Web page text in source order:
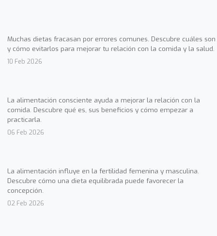
Muchas dietas fracasan por errores comunes. Descubre cuáles son
y cómo evitarlos para mejorar tu relación con la comida y la salud.
10 Feb 2026
La alimentación consciente ayuda a mejorar la relación con la
comida. Descubre qué es, sus beneficios y cómo empezar a
practicarla.
06 Feb 2026
La alimentación influye en la fertilidad femenina y masculina.
Descubre cómo una dieta equilibrada puede favorecer la
concepción.
02 Feb 2026